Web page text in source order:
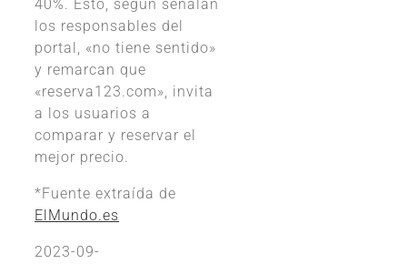
40%. Esto, según señalan
los responsables del
portal, «no tiene sentido»
y remarcan que
«reserva123.com», invita
a los usuarios a
comparar y reservar el
mejor precio.
*Fuente extraída de
ElMundo.es
2023-09-